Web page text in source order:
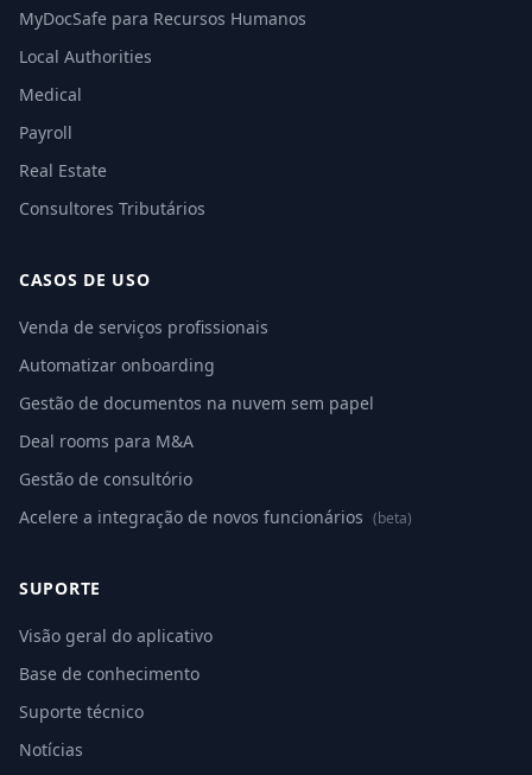
MyDocSafe para Recursos Humanos
Local Authorities
Medical
Payroll
Real Estate
Consultores Tributários
CASOS DE USO
Venda de serviços profissionais
Automatizar onboarding
Gestão de documentos na nuvem sem papel
Deal rooms para M&A
Gestão de consultório
Acelere a integração de novos funcionários (beta)
SUPORTE
Visão geral do aplicativo
Base de conhecimento
Suporte técnico
Notícias